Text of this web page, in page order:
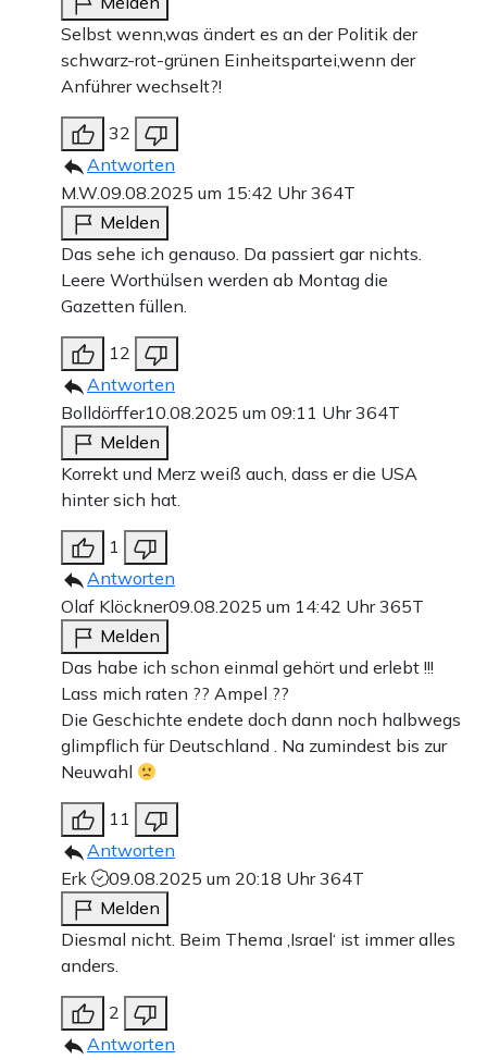
Selbst wenn,was ändert es an der Politik der
schwarz-rot-grünen Einheitspartei,wenn der
Anführer wechselt?!
32
Antworten
M.W.09.08.2025 um 15:42 Uhr364T
Melden
Das sehe ich genauso. Da passiert gar nichts.
Leere Worthülsen werden ab Montag die
Gazetten füllen.
12
Antworten
Bolldörffer10.08.2025 um 09:11 Uhr364T
Melden
Korrekt und Merz weiß auch, dass er die USA
hinter sich hat.
1
Antworten
Olaf Klöckner09.08.2025 um 14:42 Uhr365T
Melden
Das habe ich schon einmal gehört und erlebt !!!
Lass mich raten ?? Ampel ??
Die Geschichte endete doch dann noch halbwegs
glimpflich für Deutschland . Na zumindest bis zur
Neuwahl
11
Antworten
Erk
09.08.2025 um 20:18 Uhr364T
Melden
Diesmal nicht. Beim Thema ‚Israel‘ ist immer alles
anders.
2
Antworten